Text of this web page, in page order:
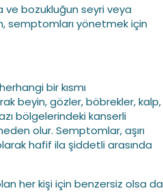
ve bozukluğun seyri veya
semptomları yönetmek için
bir kısmı
beyin, gözler, böbrekler, kalp,
bölgelerindeki kanserli
olur. Semptomlar, aşırı
hafif ila şiddetli arasında
her kişi için benzersiz olsa da